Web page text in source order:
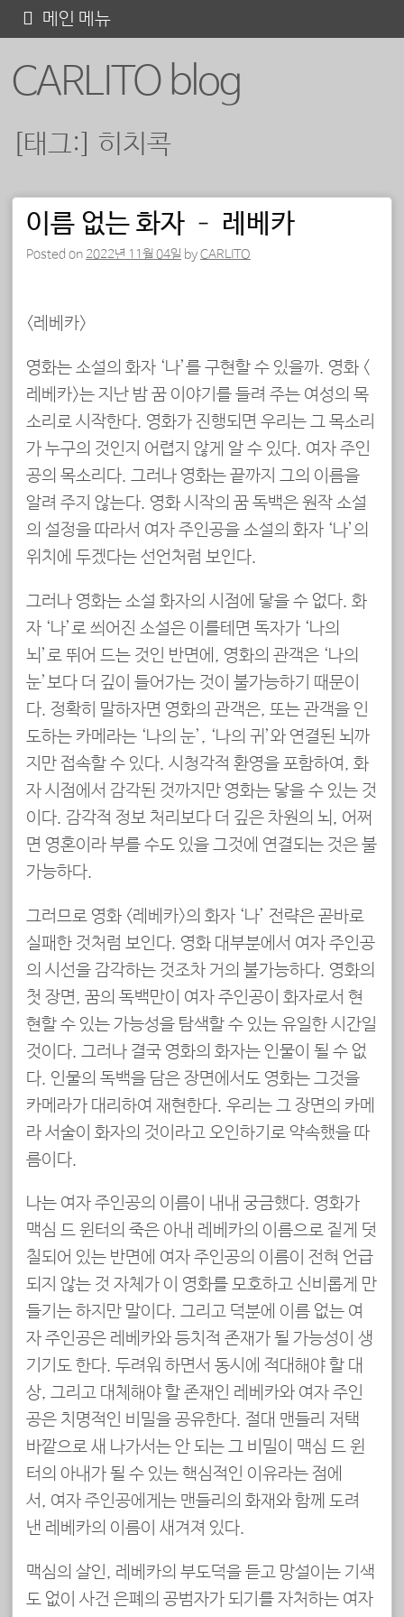
CARLITO blog
메인 메뉴
텐
[태그:] 히치콕
포스트 내비게이션
이름 없는 화자 – 레베카
Posted on 2022년 11월 04일 byCARLITO
<레베카>
영화는 소설의 화자 ‘나’를 구현할 수 있을까. 영화 <
레베카>는 지난 밤 꿈 이야기를 들려 주는 여성의 목
소리로 시작한다. 영화가 진행되면 우리는 그 목소리
가 누구의 것인지 어렵지 않게 알 수 있다. 여자 주인
공의 목소리다. 그러나 영화는 끝까지 그의 이름을
알려 주지 않는다. 영화 시작의 꿈 독백은 원작 소설
의 설정을 따라서 여자 주인공을 소설의 화자 ‘나’의
위치에 두겠다는 선언처럼 보인다.
그러나 영화는 소설 화자의 시점에 닿을 수 없다. 화
자 ‘나’로 씌어진 소설은 이를테면 독자가 ‘나의
뇌’로 뛰어 드는 것인 반면에, 영화의 관객은 ‘나의
눈’보다 더 깊이 들어가는 것이 불가능하기 때문이
다. 정확히 말하자면 영화의 관객은, 또는 관객을 인
도하는 카메라는 ‘나의 눈’, ‘나의 귀’와 연결된 뇌까
지만 접속할 수 있다. 시청각적 환영을 포함하여, 화
자 시점에서 감각된 것까지만 영화는 닿을 수 있는 것
이다. 감각적 정보 처리보다 더 깊은 차원의 뇌, 어쩌
면 영혼이라 부를 수도 있을 그것에 연결되는 것은 불
가능하다.
그러므로 영화 <레베카>의 화자 ‘나’ 전략은 곧바로
실패한 것처럼 보인다. 영화 대부분에서 여자 주인공
의 시선을 감각하는 것조차 거의 불가능하다. 영화의
첫 장면, 꿈의 독백만이 여자 주인공이 화자로서 현
현할 수 있는 가능성을 탐색할 수 있는 유일한 시간일
것이다. 그러나 결국 영화의 화자는 인물이 될 수 없
다. 인물의 독백을 담은 장면에서도 영화는 그것을
카메라가 대리하여 재현한다. 우리는 그 장면의 카메
라 서술이 화자의 것이라고 오인하기로 약속했을 따
름이다.
나는 여자 주인공의 이름이 내내 궁금했다. 영화가
맥심 드 윈터의 죽은 아내 레베카의 이름으로 짙게 덧
칠되어 있는 반면에 여자 주인공의 이름이 전혀 언급
되지 않는 것 자체가 이 영화를 모호하고 신비롭게 만
들기는 하지만 말이다. 그리고 덕분에 이름 없는 여
자 주인공은 레베카와 등치적 존재가 될 가능성이 생
기기도 한다. 두려워 하면서 동시에 적대해야 할 대
상, 그리고 대체해야 할 존재인 레베카와 여자 주인
공은 치명적인 비밀을 공유한다. 절대 맨들리 저택
바깥으로 새 나가서는 안 되는 그 비밀이 맥심 드 윈
터의 아내가 될 수 있는 핵심적인 이유라는 점에
서, 여자 주인공에게는 맨들리의 화재와 함께 도려
낸 레베카의 이름이 새겨져 있다.
맥심의 살인, 레베카의 부도덕을 듣고 망설이는 기색
도 없이 사건 은폐의 공범자가 되기를 자처하는 여자